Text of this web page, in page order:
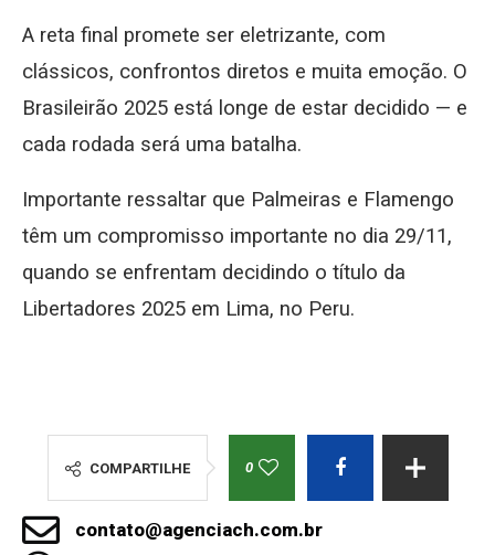
A reta final promete ser eletrizante, com
clássicos, confrontos diretos e muita emoção. O
Brasileirão 2025 está longe de estar decidido — e
cada rodada será uma batalha.
Importante ressaltar que Palmeiras e Flamengo
têm um compromisso importante no dia 29/11,
quando se enfrentam decidindo o título da
Libertadores 2025 em Lima, no Peru.
COMPARTILHE 0
contato@agenciach.com.br